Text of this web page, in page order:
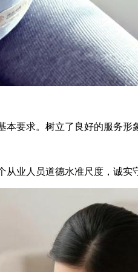
要求。树立了良好的服务形
业人员道德水准尺度，诚实